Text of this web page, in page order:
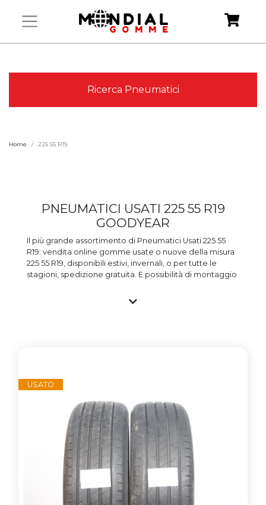
Ricerca Pneumatici
Home 225 55 R19
PNEUMATICI USATI 225 55 R19
GOODYEAR
Il più grande assortimento di Pneumatici Usati 225 55
R19: vendita online gomme usate o nuove della misura
225 55 R19, disponibili estivi, invernali, o per tutte le
stagioni, spedizione gratuita. E possibilità di montaggio
gli pneumatici nuovi sono importati e garantiti e con
USATO